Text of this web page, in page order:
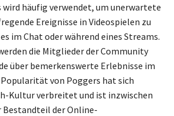
wird häufig verwendet, um unerwartete
Ereignisse in Videospielen zu
im Chat oder während eines Streams.
die Mitglieder der Community
über bemerkenswerte Erlebnisse im
Popularität von Poggers hat sich
Kultur verbreitet und ist inzwischen
der Online-